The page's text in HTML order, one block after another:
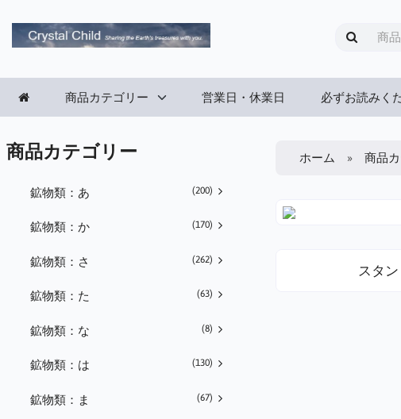
商品カテゴリー 営業日・休業日 必ずお読みく
商品カテゴリー
鉱物類：あ (200)
鉱物類：か (170)
鉱物類：さ (262)
鉱物類：た (63)
鉱物類：な (8)
鉱物類：は (130)
鉱物類：ま (67)
ホーム 商品
スタ